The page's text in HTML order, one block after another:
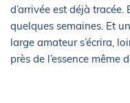
d’arrivée est déjà
quelques semaines. Et
large amateur s’écrira,
près de l’essence même